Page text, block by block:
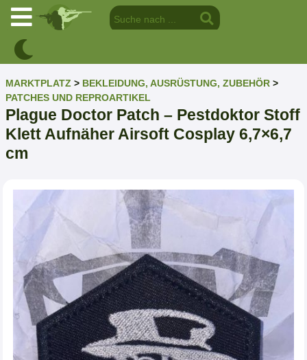
MARKTPLATZ > BEKLEIDUNG, AUSRÜSTUNG, ZUBEHÖR >
PATCHES UND REPROARTIKEL
Plague Doctor Patch – Pestdoktor Stoff
Klett Aufnäher Airsoft Cosplay 6,7×6,7
cm